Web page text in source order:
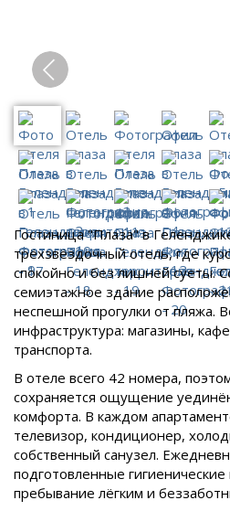
Гостиница "Плаза" в
трёхзвёздочный отель, где
спокойно и без лишней суеты.
семиэтажное здание
неспешной прогулки от пляжа.
инфраструктура: магазины,
транспорта.
В отеле всего 42 номера,
сохраняется ощущение
комфорта. В каждом
телевизор, кондиционер,
собственный санузел.
подготовленные
пребывание лёгким и